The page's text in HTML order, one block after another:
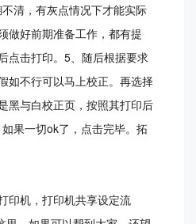
清，有灰点情况下才能实际
做好前期准备工作，都有提
点击打印。5、随后根据要求
如不行可以马上校正。再选择
黑与白校正页，按照其打印后
果一切ok了，点击完毕。拓
印机，打印机共享设定流